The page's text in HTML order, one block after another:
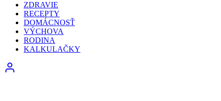
ZDRAVIE
RECEPTY
DOMÁCNOSŤ
VÝCHOVA
RODINA
KALKULAČKY